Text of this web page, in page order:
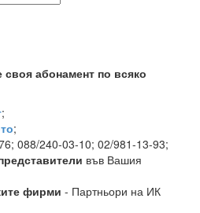
абонамент по всяко
;
;
088/240-03-10; 02/981-13-93;
във Вашия
фирми - Партньори на ИК